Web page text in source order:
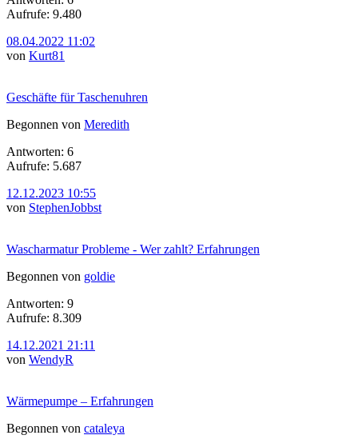
Aufrufe: 9.480
08.04.2022 11:02
von Kurt81
Geschäfte für Taschenuhren
Begonnen von Meredith
Antworten: 6
Aufrufe: 5.687
12.12.2023 10:55
von StephenJobbst
Wascharmatur Probleme - Wer zahlt? Erfahrungen
Begonnen von goldie
Antworten: 9
Aufrufe: 8.309
14.12.2021 21:11
von WendyR
Wärmepumpe – Erfahrungen
Begonnen von cataleya